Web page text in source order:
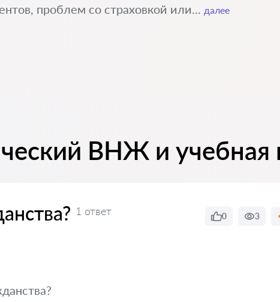
проблем со страховкой или... далее
ВНЖ и учебная
1 ответ 0 3